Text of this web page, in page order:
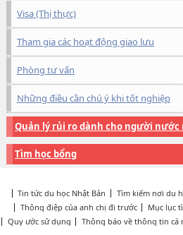
Visa (Thị thực)
Tham gia các hoạt động giao lưu
Phòng tư vấn
Những điều cần chú ý khi tốt nghiệp
Quản lý rủi ro dành cho người nước
Tìm học bổng
Tin tức du học Nhật Bản Tìm kiếm nơi du
Thông điệp của anh chị đi trước
Mục lục
Quy ước sử dụng
Thông báo về thông tin cá